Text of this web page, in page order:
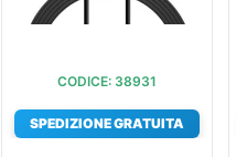
CODICE: 38931
SPEDIZIONE GRATUITA